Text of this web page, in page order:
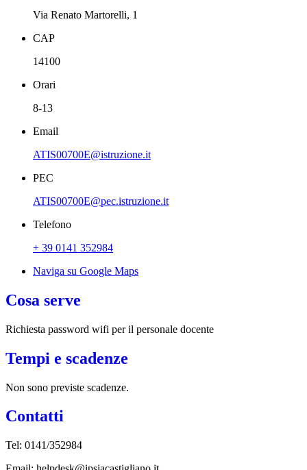
Via Renato Martorelli, 1
CAP
14100
Orari
8-13
Email
ATIS00700E@istruzione.it
PEC
ATIS00700E@pec.istruzione.it
Telefono
+ 39 0141 352984
Naviga su Google Maps
Cosa serve
Richiesta password wifi per il personale docente
Tempi e scadenze
Non sono previste scadenze.
Contatti
Tel: 0141/352984